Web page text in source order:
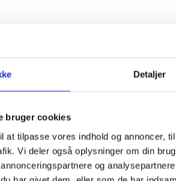
Detaljer
bruger cookies
at tilpasse vores indhold og annoncer,
Vi deler også oplysninger om din
og